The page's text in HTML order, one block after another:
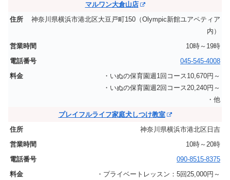
マルワン大倉山店
神奈川県横浜市港北区大豆戸町150（Olympic新館ユアペティア
内）
10時～19時
045-545-4008
・いぬの保育園週1回コース10,670円～
・いぬの保育園週2回コース20,240円～
・他
プレイフルライフ家庭犬しつけ教室
神奈川県横浜市港北区日吉
10時～20時
090-8515-8375
・プライベートレッスン：5回25,000円～